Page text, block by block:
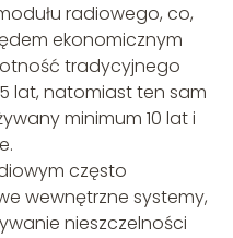
radiowego, co,
ekonomicznym
tradycyjnego
lat, natomiast ten sam
minimum 10 lat i
często
wewnętrzne systemy,
nieszczelności